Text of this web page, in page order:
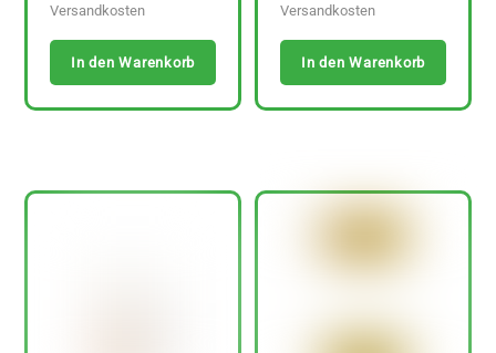
Versandkosten
In den Warenkorb
Versandkosten
In den Warenkorb